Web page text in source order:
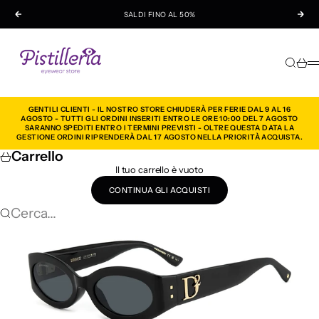
Precedente
SALDI FINO AL 50%
Cerca
GENTILI CLIENTI - IL NOSTRO STORE CHIUDERÀ PER FERIE DAL 9 AL 16
AGOSTO - TUTTI GLI ORDINI INSERITI ENTRO LE ORE 10:00 DEL 7 AGOSTO
SARANNO SPEDITI ENTRO I TERMINI PREVISTI - OLTRE QUESTA DATA LA
GESTIONE ORDINI RIPRENDERÀ DAL 17 AGOSTO NELLA PRIORITÀ ACQUISTA.
Carrello
Il tuo carrello è vuoto
CONTINUA GLI ACQUISTI
Cerca...